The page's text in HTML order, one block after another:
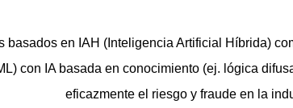
basados en IAH (Inteligencia Artificial Híbrida)
con IA basada en conocimiento (ej. lógica
eficazmente el riesgo y fraude en la